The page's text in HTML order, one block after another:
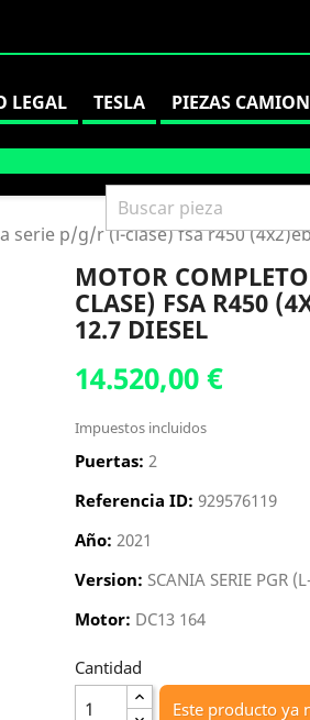
LEGAL TESLA PIEZAS
serie p/g/r (l-clase) fsa r450
MOTOR
CLASE) FSA R450
12.7 DIESEL
14.520,00 €
Impuestos incluidos
Puertas: 2
Referencia ID: 929576119
Año: 2021
Version: SCANIA SERIE PGR
Motor: DC13 164
Cantidad
Este producto ya